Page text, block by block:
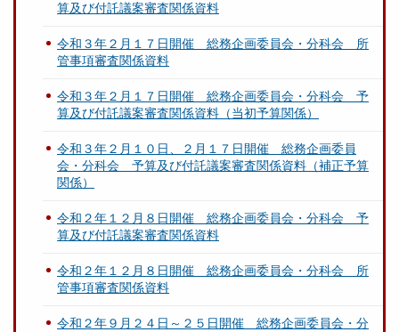
算及び付託議案審査関係資料
令和３年２月１７日開催 総務企画委員会・分科会 所
管事項審査関係資料
令和３年２月１７日開催 総務企画委員会・分科会 予
算及び付託議案審査関係資料（当初予算関係）
令和３年２月１０日、２月１７日開催 総務企画委員
会・分科会 予算及び付託議案審査関係資料（補正予算
関係）
令和２年１２月８日開催 総務企画委員会・分科会 予
算及び付託議案審査関係資料
令和２年１２月８日開催 総務企画委員会・分科会 所
管事項審査関係資料
令和２年９月２４日～２５日開催 総務企画委員会・分